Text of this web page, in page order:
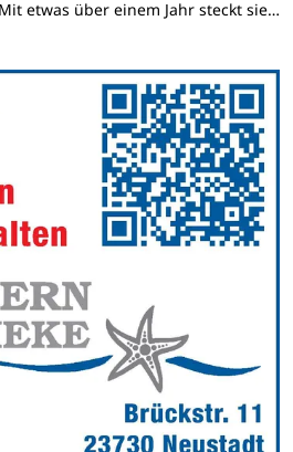
etwas über einem Jahr steckt sie…